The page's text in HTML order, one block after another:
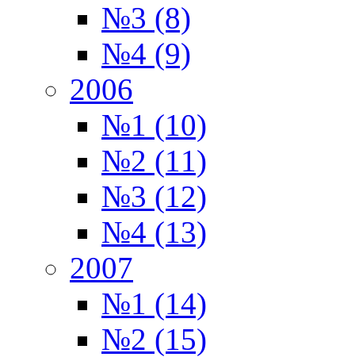
№3 (8)
№4 (9)
2006
№1 (10)
№2 (11)
№3 (12)
№4 (13)
2007
№1 (14)
№2 (15)